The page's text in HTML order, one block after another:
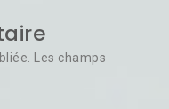
Les champs